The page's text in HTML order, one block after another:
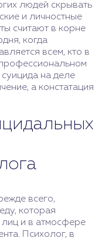
людей скрывать
и личностные
считают в корне
когда
всем, кто в
на деле
а констатация
всего,
которая
лиц и в атмосфере
Психолог, в